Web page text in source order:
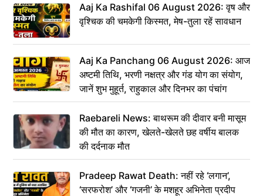
Aaj Ka Rashifal 06 August 2026: वृष और
वृश्चिक की चमकेगी किस्मत, मेष-तुला रहें सावधान
Aaj Ka Panchang 06 August 2026: आज
अष्टमी तिथि, भरणी नक्षत्र और गंड योग का संयोग,
जानें शुभ मुहूर्त, राहुकाल और दिनभर का पंचांग
Raebareli News: बाथरूम की दीवार बनी मासूम
की मौत का कारण, खेलते-खेलते छह वर्षीय बालक
की दर्दनाक मौत
Pradeep Rawat Death: नहीं रहे ‘लगान’,
‘सरफरोश’ और ‘गजनी’ के मशहूर अभिनेता प्रदीप